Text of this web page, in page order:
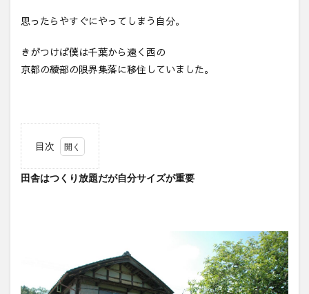
思ったらやすぐにやってしまう自分。
きがつけば僕は千葉から遠く西の
京都の綾部の限界集落に移住していました。
目次
田舎
田舎はつくり放題だが自分サイズが重要